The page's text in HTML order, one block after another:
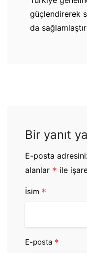
güçlendirerek
da
Bir yanıt
E-posta
alanlar * ile
İsim *
E-posta *